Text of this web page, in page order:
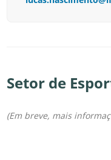
Setor de
(Em breve, mais